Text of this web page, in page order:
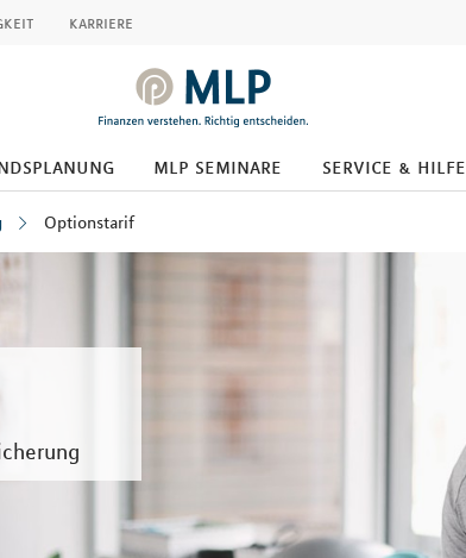
karriere
mlp seminare service & hilfe
Optionstarif